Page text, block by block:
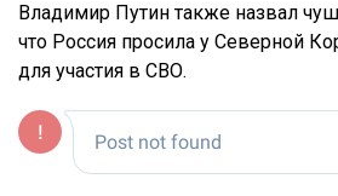
Владимир Путин также назвал
что Россия просила у Северной
для участия в СВО.